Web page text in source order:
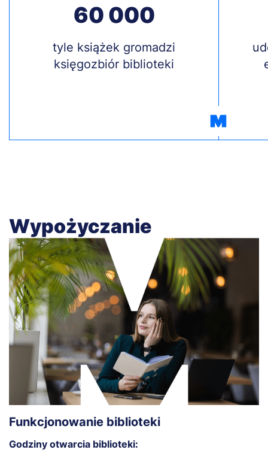
60 000
Treśćtyle książek gromadzi
księgozbiór biblioteki
Wypożyczanie
Funkcjonowanie biblioteki
Godziny otwarcia biblioteki: